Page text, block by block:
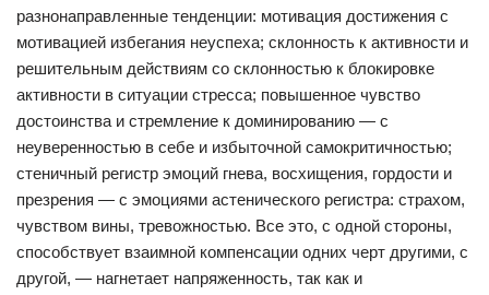
разнонаправленные тенденции: мотивация достижения с
мотивацией избегания неуспеха; склонность к активности и
решительным действиям со склонностью к блокировке
активности в ситуации стресса; повышенное чувство
достоинства и стремление к доминированию — с
неуверенностью в себе и избыточной самокритичностью;
стеничный регистр эмоций гнева, восхищения, гордости и
презрения — с эмоциями астенического регистра: страхом,
чувством вины, тревожностью. Все это, с одной стороны,
способствует взаимной компенсации одних черт другими, с
другой, — нагнетает напряженность, так как и